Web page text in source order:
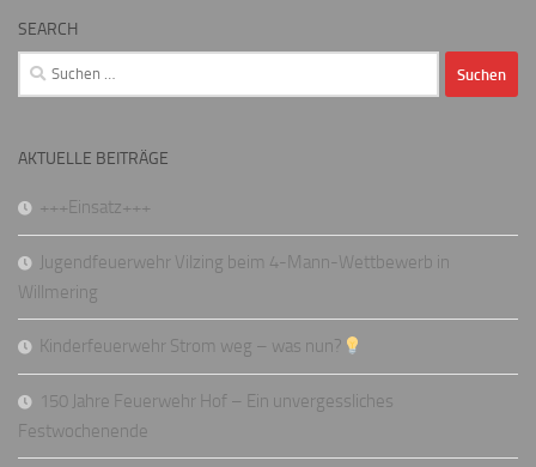
SEARCH
Suchen
nach:
AKTUELLE BEITRÄGE
+++Einsatz+++
Jugendfeuerwehr Vilzing beim 4-Mann-Wettbewerb in
Willmering
Kinderfeuerwehr Strom weg – was nun?
150 Jahre Feuerwehr Hof – Ein unvergessliches
Festwochenende